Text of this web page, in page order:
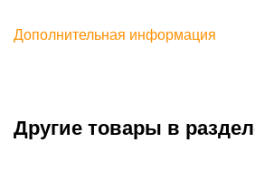
Дополнительная информация
Другие товары в